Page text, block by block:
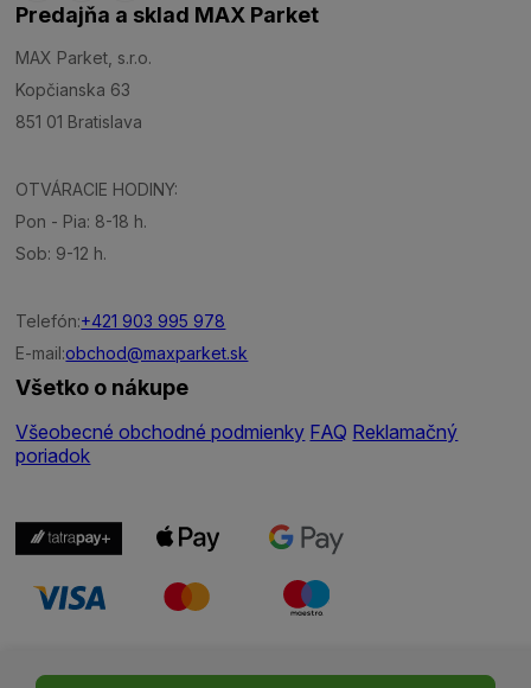
Predajňa a sklad MAX Parket
MAX Parket, s.r.o.
Kopčianska 63
851 01 Bratislava
OTVÁRACIE HODINY:
Pon - Pia: 8-18 h.
Sob: 9-12 h.
Telefón:+421 903 995 978
E-mail:obchod@maxparket.sk
Všetko o nákupe
Všeobecné obchodné podmienky FAQ Reklamačný
poriadok